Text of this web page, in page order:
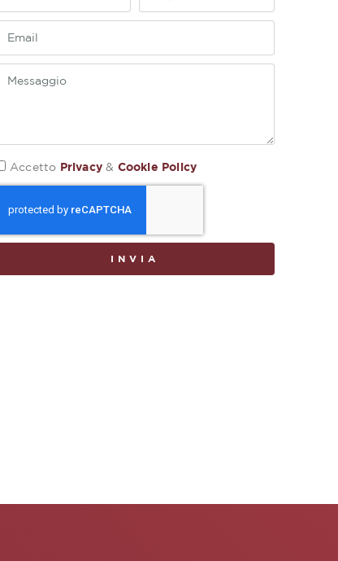
Accetto Privacy& Cookie Policy
INVIA